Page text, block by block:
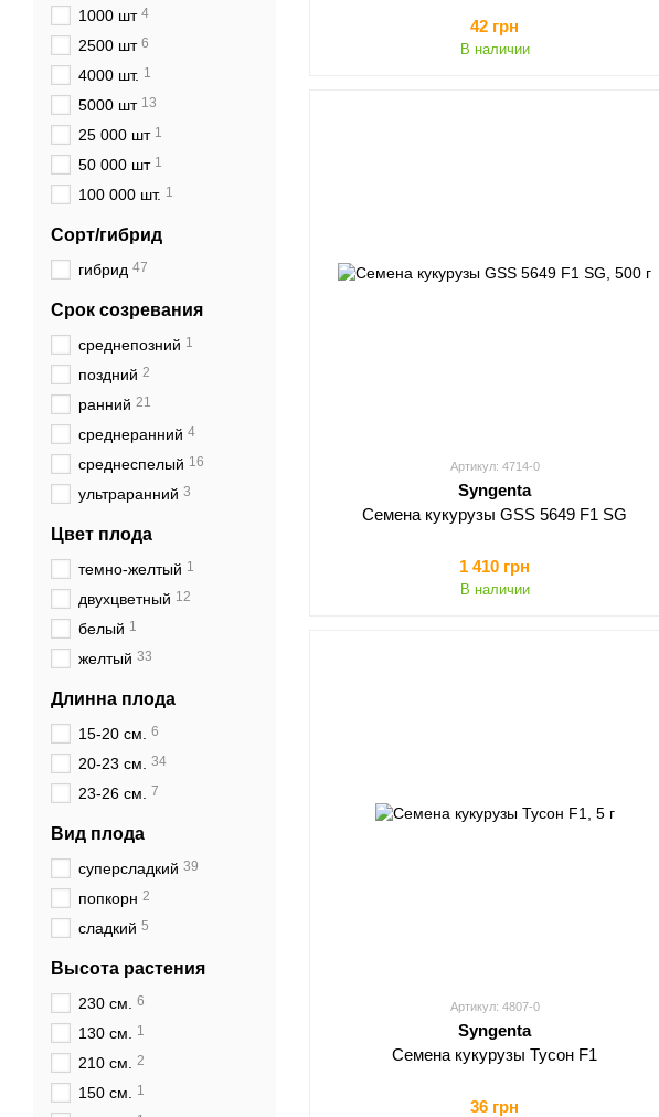
42 грн
В наличии
Артикул: 4714-0
Syngenta
Семена кукурузы GSS 5649 F1 SG
1 410 грн
В наличии
Артикул: 4807-0
Syngenta
Семена кукурузы Тусон F1
36 грн
1000 шт 4
2500 шт 6
4000 шт. 1
5000 шт 13
25 000 шт 1
50 000 шт 1
100 000 шт. 1
Сорт/гибрид
гибрид 47
Срок созревания
среднепозний 1
поздний 2
ранний 21
среднеранний 4
среднеспелый 16
ультраранний 3
Цвет плода
темно-желтый 1
двухцветный 12
белый 1
желтый 33
Длинна плода
15-20 см. 6
20-23 см. 34
23-26 см. 7
Вид плода
суперсладкий 39
попкорн 2
сладкий 5
Высота растения
230 см. 6
130 см. 1
210 см. 2
150 см. 1